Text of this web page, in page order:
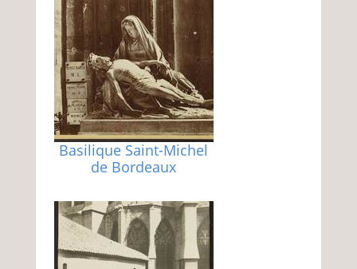
Basilique Saint-Michel
de Bordeaux